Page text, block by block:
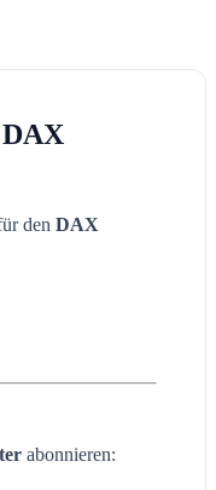
den DAX
abonnieren: